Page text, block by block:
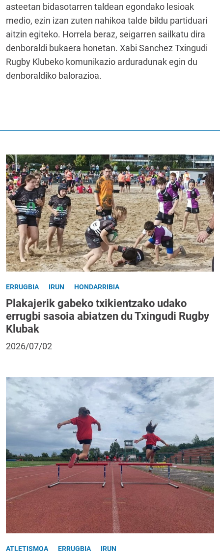
asteetan bidasotarren taldean egondako lesioak
medio, ezin izan zuten nahikoa talde bildu partiduari
aitzin egiteko. Horrela beraz, seigarren sailkatu dira
denboraldi bukaera honetan. Xabi Sanchez Txingudi
Rugby Klubeko komunikazio arduradunak egin du
denboraldiko balorazioa.
ERRUGBIA IRUN HONDARRIBIA
Plakajerik gabeko txikientzako udako
errugbi sasoia abiatzen du Txingudi Rugby
Klubak
2026/07/02
ATLETISMOA ERRUGBIA IRUN